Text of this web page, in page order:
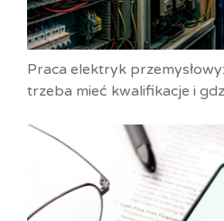
Praca elektryk
trzeba mieć kwalifikacje i